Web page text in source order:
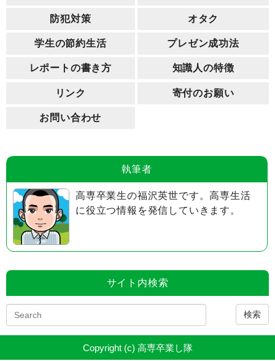
防犯対策 オタク
学生の節約生活 プレゼン成功法
レポートの書き方 知識人の特徴
リンク 寄付のお願い
お問い合わせ
執筆者
高専卒業生の福沢英世です。高専生活
に役立つ情報を発信していきます。
サイト内検索
検索
Copyright (c) 高専卒業し隊